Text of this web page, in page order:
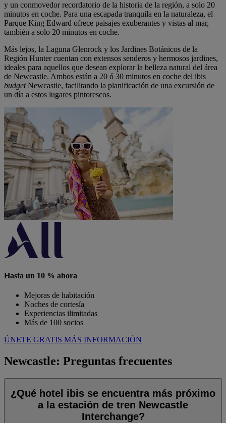
y un conmovedor recordatorio de la historia de la región, a solo 20
minutos en coche. Para una escapada tranquila en la naturaleza, el
Parque King Edward ofrece paisajes exuberantes y vistas al mar,
también a solo 20 minutos en coche.
Más lejos, la Laguna Glenrock y los Jardines Botánicos de la
Región Hunter cuentan con extensos senderos y hermosos jardines,
ideales para aquellos que desean explorar la belleza natural del área
de Newcastle. Ambos están a 20 ó 30 minutos en coche del ibis
budgetNewcastle, facilitando la planificación de una excursión de
un día a estos lugares pintorescos.
Hasta un 10 % ahora
Mejoras de habitación
Noches de cortesía
Experiencias ilimitadas
Más de 100 socios
ÚNETE GRATIS MÁS INFORMACIÓN
Newcastle: Preguntas frecuentes
¿Qué hotel ibis se encuentra más próximo
a la estación de tren Newcastle
Interchange?